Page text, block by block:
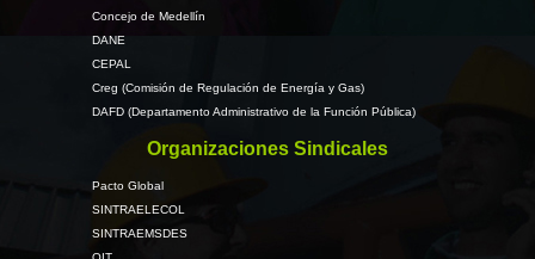
Concejo de Medellín
DANE
CEPAL
Creg (Comisión de Regulación de Energía y Gas)
DAFD (Departamento Administrativo de la Función Pública)
Organizaciones Sindicales
Pacto Global
SINTRAELECOL
SINTRAEMSDES